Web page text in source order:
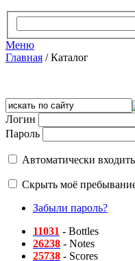
Меню
Главная /Каталог
Логин
Пароль
Автоматически
Скрыть моё
Забыли пароль?
11031 - Bottles
26238 - Notes
25738 - Scores